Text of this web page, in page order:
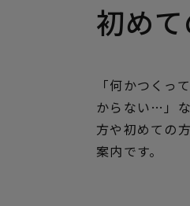
初め
「何かつくっ
からない…」
方や初めての
案内です。